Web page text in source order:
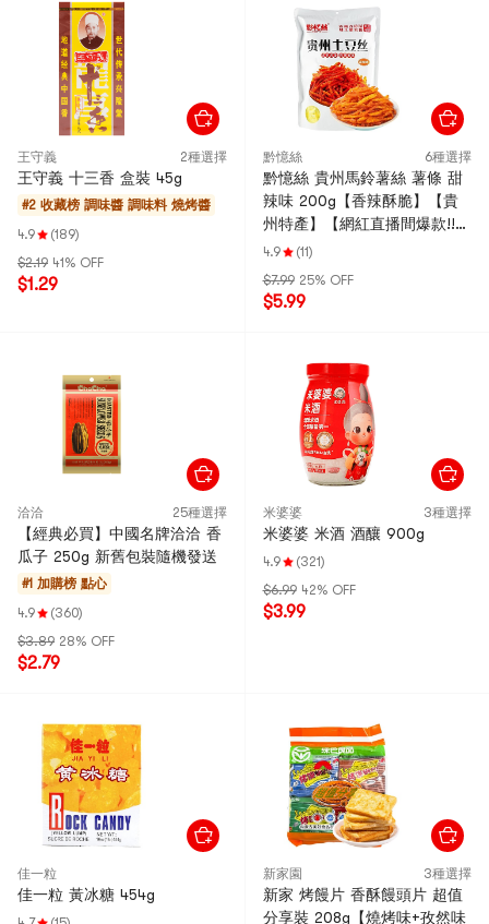
王守義 2種選擇
王守義 十三香 盒裝 45g
#2 收藏榜 調味醬 調味料 燒烤醬
4.9
(189)
$2.19 41% OFF
$1.29
黔憶絲 6種選擇
黔憶絲 貴州馬鈴薯絲 薯條 甜
辣味 200g【香辣酥脆】【貴
州特產】【網紅直播間爆款!!楊
迪推薦】
4.9
(11)
$7.99 25% OFF
$5.99
洽洽 25種選擇
【經典必買】中國名牌洽洽 香
瓜子 250g 新舊包裝隨機發送
#1 加購榜 點心
4.9
(360)
$3.89 28% OFF
$2.79
米婆婆 3種選擇
米婆婆 米酒 酒釀 900g
4.9
(321)
$6.99 42% OFF
$3.99
佳一粒
佳一粒 黃冰糖 454g
新家園 3種選擇
新家 烤饅片 香酥饅頭片 超值
分享裝 208g【燒烤味+孜然味